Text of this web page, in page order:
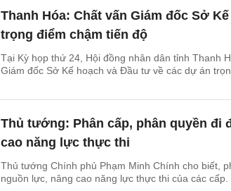
Thanh Hóa: Chất vấn Giám đốc Sở
trọng điểm chậm tiến độ
Tại Kỳ họp thứ 24, Hội đồng nhân dân tỉnh Thanh
Giám đốc Sở Kế hoạch và Đầu tư về các dự án
Thủ tướng: Phân cấp, phân quyền đi
cao năng lực thực thi
Thủ tướng Chính phủ Phạm Minh Chính cho biết,
nguồn lực, nâng cao năng lực thực thi của các cấp.